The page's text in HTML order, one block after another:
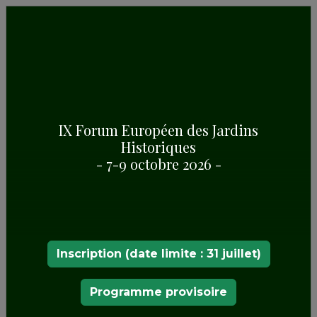
IX Forum Européen des Jardins
Historiques
- 7-9 octobre 2026 -
Inscription (date limite : 31 juillet)
Programme provisoire